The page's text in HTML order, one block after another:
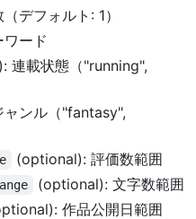
デフォルト: 1）
ード
連載状態（"running",
ンル（"fantasy",
(optional): 評価数範囲
(optional): 文字数範囲
作品公開日範囲